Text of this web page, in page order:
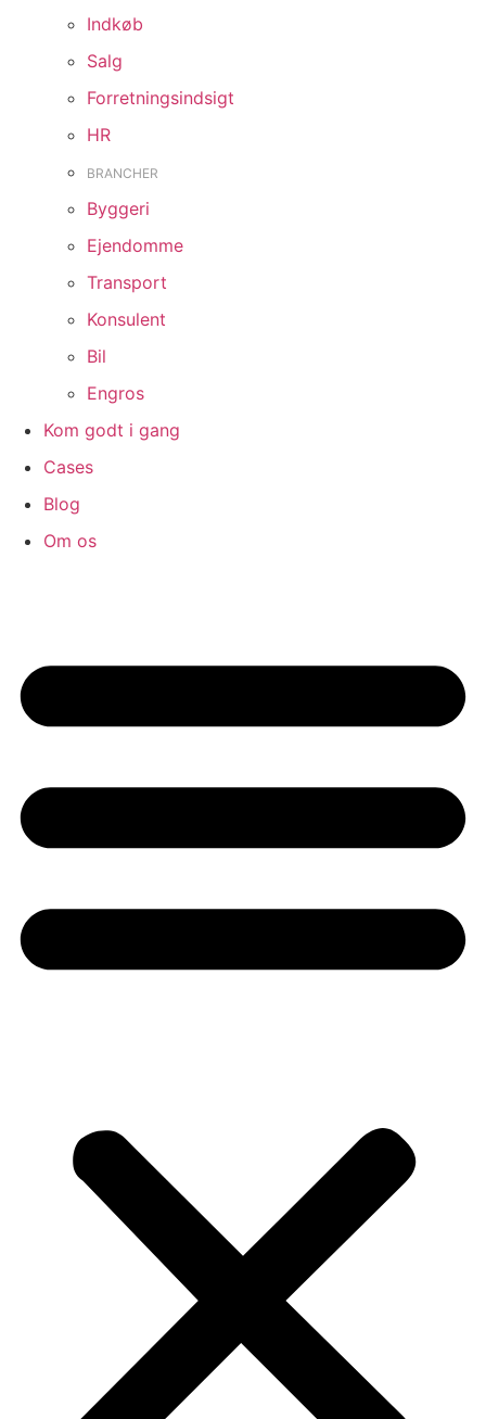
Indkøb
Salg
Forretningsindsigt
HR
BRANCHER
Byggeri
Ejendomme
Transport
Konsulent
Bil
Engros
Kom godt i gang
Cases
Blog
Om os